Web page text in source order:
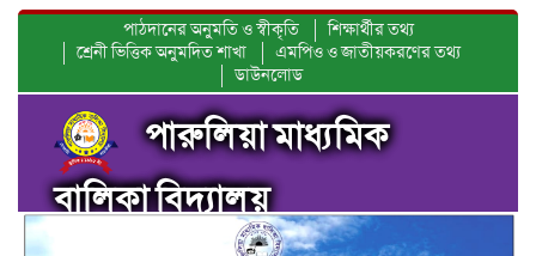
পাঠদানের অনুমতি ও স্বীকৃতি
শিক্ষার্থীর তথ্য
শ্রেনী ভিত্তিক অনুমদিত শাখা
এমপিও ও জাতীয়করণের তথ্য
ডাউনলোড
পারুলিয়া মাধ্যমিক
বালিকা বিদ্যালয়